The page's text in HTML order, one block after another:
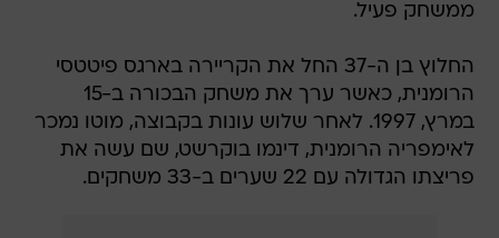
ממשחק פעיל.
החלוץ בן ה-37 החל את הקריירה בארגס פיטטסי
הרומנית, כאשר ערך את משחק הבכורה ב-15
במרץ, 1997. לאחר שלוש עונות בקבוצה, מוטו נמכר
לאימפריה הרומנית, דינמו בוקרשט, שם עשה את
פריצתו הגדולה עם 22 שערים ב-33 משחקים.